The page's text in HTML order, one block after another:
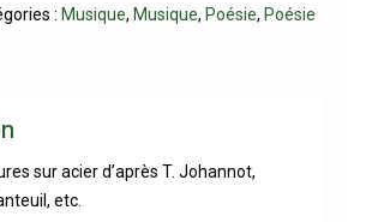
: Musique, Musique, Poésie, Poésie
sur acier d’après T. Johannot,
etc.